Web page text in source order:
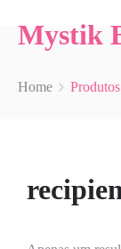
Mystik
Home